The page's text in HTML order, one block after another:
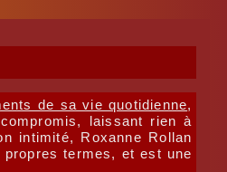
de sa vie quotidienne,
laissant rien à
intimité, Roxanne Rollan
termes, et est une